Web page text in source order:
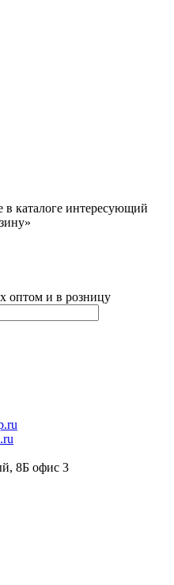
в каталоге интересующий
оптом и в розницу
8Б офис 3